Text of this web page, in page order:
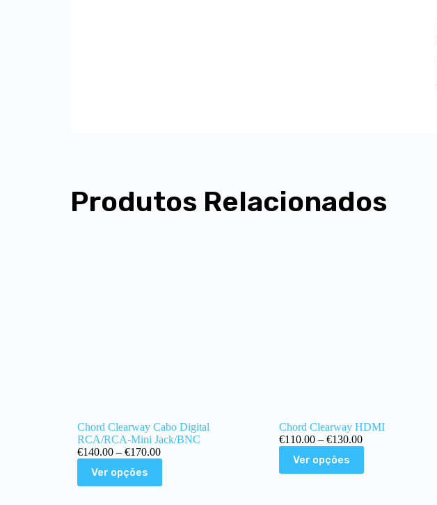
Produtos Relacionados
Chord Clearway Cabo Digital
RCA/RCA-Mini Jack/BNC
€140.00 – €170.00
Ver opções
Chord Clearway HDMI
€110.00 – €130.00
Ver opções